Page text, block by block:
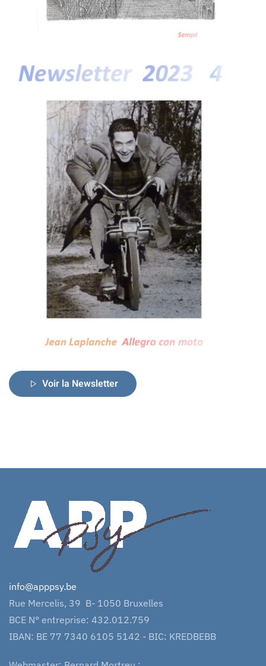
Voir la Newsletter
info@apppsy.be
Rue Mercelis, 39 B- 1050 Bruxelles
BCE N° entreprise: 432.012.759
IBAN: BE 77 7340 6105 5142 - BIC: KREDBEBB